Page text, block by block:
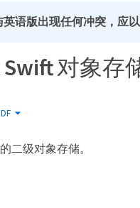
语版出现任何冲突，应以
对象存
二级对象存储。